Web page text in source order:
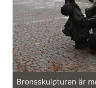
Bronsskulpturen är